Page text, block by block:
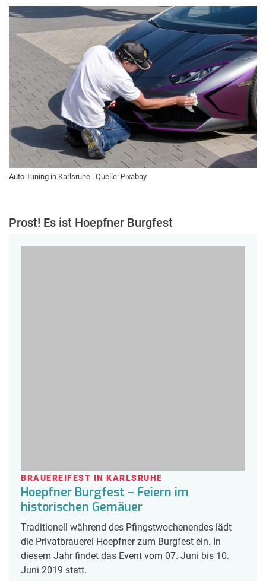
Auto Tuning in Karlsruhe | Quelle: Pixabay
Prost! Es ist Hoepfner Burgfest
BRAUEREIFEST IN KARLSRUHE
Hoepfner Burgfest – Feiern im
historischen Gemäuer
Traditionell während des Pfingstwochenendes lädt
die Privatbrauerei Hoepfner zum Burgfest ein. In
diesem Jahr findet das Event vom 07. Juni bis 10.
Juni 2019 statt.